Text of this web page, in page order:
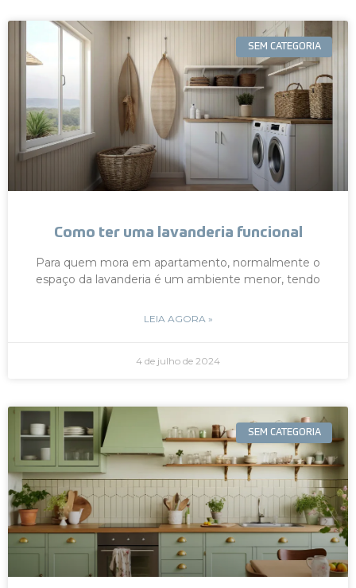
SEM CATEGORIA
Como ter uma lavanderia funcional
Para quem mora em apartamento, normalmente o
espaço da lavanderia é um ambiente menor, tendo
LEIA AGORA »
4 de julho de 2024
SEM CATEGORIA